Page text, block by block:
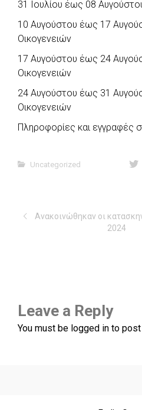
31 Ιουλίου έως 08
10 Αυγούστου έως 17
Οικογενειών
17 Αυγούστου έως 24
Οικογενειών
24 Αυγούστου έως 31
Οικογενειών
Πληροφορίες και εγγραφές
Uncategorized
Ανακοινώθηκαν οι
2024
Leave a Reply
You must be logged in to post